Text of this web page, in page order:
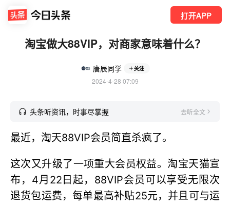
打开APP
淘宝做大88VIP，对商家意味着什么？
唐辰同学 关注
2024-4-28 07:09
头条听资讯，时事尽掌握 去听全文
最近，淘天88VIP会员简直杀疯了。
这次又升级了一项重大会员权益。淘宝天猫宣
布，4月22日起，88VIP会员可以享受无限次
退货包运费，每单最高补贴25元，并且可与运